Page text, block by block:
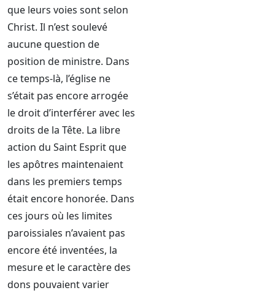
que leurs voies sont selon
Christ. Il n’est soulevé
aucune question de
position de ministre. Dans
ce temps-là, l’église ne
s’était pas encore arrogée
le droit d’interférer avec les
droits de la Tête. La libre
action du Saint Esprit que
les apôtres maintenaient
dans les premiers temps
était encore honorée. Dans
ces jours où les limites
paroissiales n’avaient pas
encore été inventées, la
mesure et le caractère des
dons pouvaient varier